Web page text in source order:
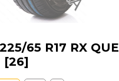
65 R17 RX
[26]